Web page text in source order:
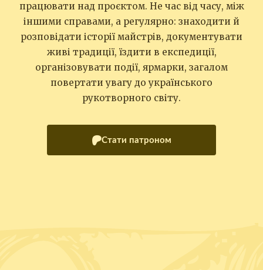
працювати над проєктом. Не час від часу, між
іншими справами, а регулярно: знаходити й
розповідати історії майстрів, документувати
живі традиції, їздити в експедиції,
організовувати події, ярмарки, загалом
повертати увагу до українського
рукотворного світу.
Стати патроном